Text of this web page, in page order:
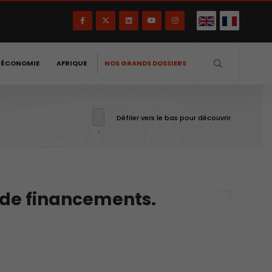
AFRIQUE NOS GRANDS DOSSIERS
Défiler vers le bas pour découvrir
financements.